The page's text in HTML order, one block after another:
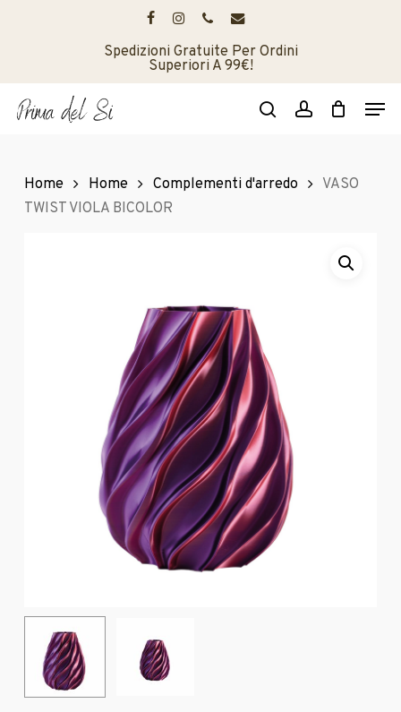
facebookinstagramphoneemail
Spedizioni Gratuite Per Ordini
Superiori A 99€!
Home Home Complementi d'arredo
VASO
TWIST VIOLA BICOLOR